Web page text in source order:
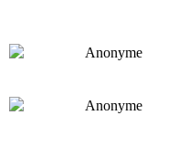
Anonyme
Anonyme